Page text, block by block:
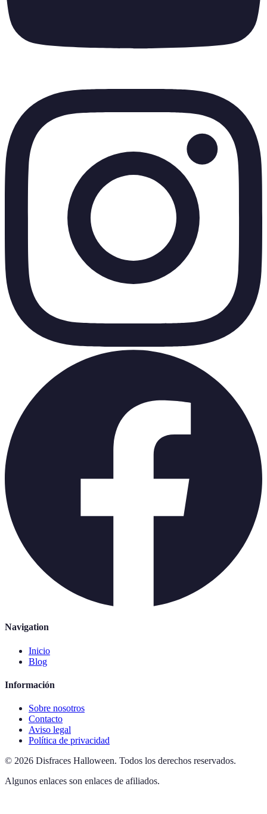
Navigation
Inicio
Blog
Información
Sobre nosotros
Contacto
Aviso legal
Política de privacidad
© 2026 Disfraces Halloween. Todos los derechos reservados.
Algunos enlaces son enlaces de afiliados.